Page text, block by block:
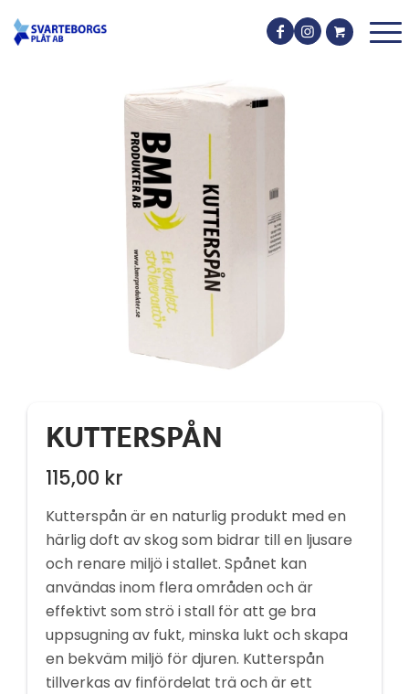
KUTTERSPÅN
115,00 kr
Kutterspån är en naturlig produkt med en
härlig doft av skog som bidrar till en ljusare
och renare miljö i stallet. Spånet kan
användas inom flera områden och är
effektivt som strö i stall för att ge bra
uppsugning av fukt, minska lukt och skapa
en bekväm miljö för djuren. Kutterspån
tillverkas av finfördelat trä och är ett